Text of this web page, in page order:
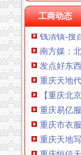
工商动态
华立业：
钱清镇-搜
南方媒：
发点好东
重庆天地
【重庆北
重庆易亿
重庆市衣
重庆天地
重庆恒信